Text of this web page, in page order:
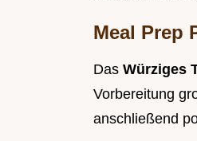
Meal Prep
Das Würziges
Vorbereitung
anschließend